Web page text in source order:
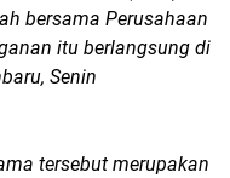
bersama Perusahaan
itu berlangsung di
Senin
tersebut merupakan